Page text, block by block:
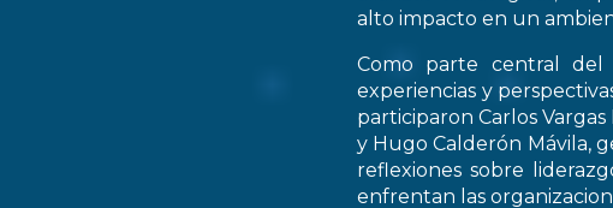
alto impacto en un
Como parte central del
experiencias y
participaron Carlos
y Hugo Calderón Mávila,
reflexiones sobre
enfrentan las